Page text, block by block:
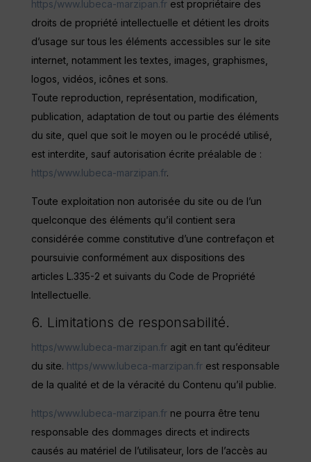
https/www.lubeca-marzipan.frest propriétaire des
droits de propriété intellectuelle et détient les droits
d’usage sur tous les éléments accessibles sur le site
internet, notamment les textes, images, graphismes,
logos, vidéos, icônes et sons.
Toute reproduction, représentation, modification,
publication, adaptation de tout ou partie des éléments
du site, quel que soit le moyen ou le procédé utilisé,
est interdite, sauf autorisation écrite préalable de :
https/www.lubeca-marzipan.fr.
Toute exploitation non autorisée du site ou de l’un
quelconque des éléments qu’il contient sera
considérée comme constitutive d’une contrefaçon et
poursuivie conformément aux dispositions des
articles L.335-2 et suivants du Code de Propriété
Intellectuelle.
6. Limitations de responsabilité.
https/www.lubeca-marzipan.fragit en tant qu’éditeur
du site. https/www.lubeca-marzipan.frest responsable
de la qualité et de la véracité du Contenu qu’il publie.
https/www.lubeca-marzipan.frne pourra être tenu
responsable des dommages directs et indirects
causés au matériel de l’utilisateur, lors de l’accès au